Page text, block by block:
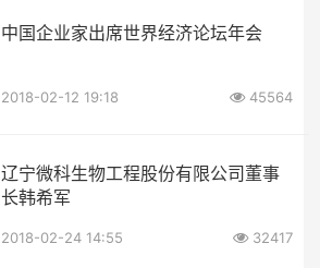
中国企业家出席世界经济论坛年会
2018-02-12 19:18 45564
辽宁微科生物工程股份有限公司董事
长韩希军
2018-02-24 14:55 32417